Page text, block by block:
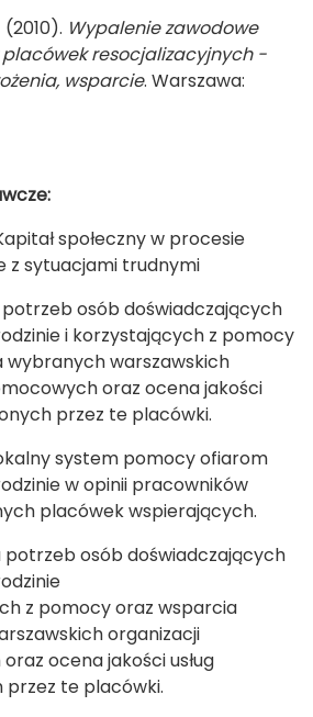
Wypalenie zawodowe
resocjalizacyjnych -
wsparcie. Warszawa:
społeczny w procesie
z sytuacjami trudnymi
potrzeb osób doświadczających
i korzystających z pomocy
wybranych warszawskich
oraz ocena jakości
przez te placówki.
system pomocy ofiarom
w opinii pracowników
placówek wspierających.
potrzeb osób doświadczających
z pomocy oraz wsparcia
organizacji
ocena jakości usług
przez te placówki.